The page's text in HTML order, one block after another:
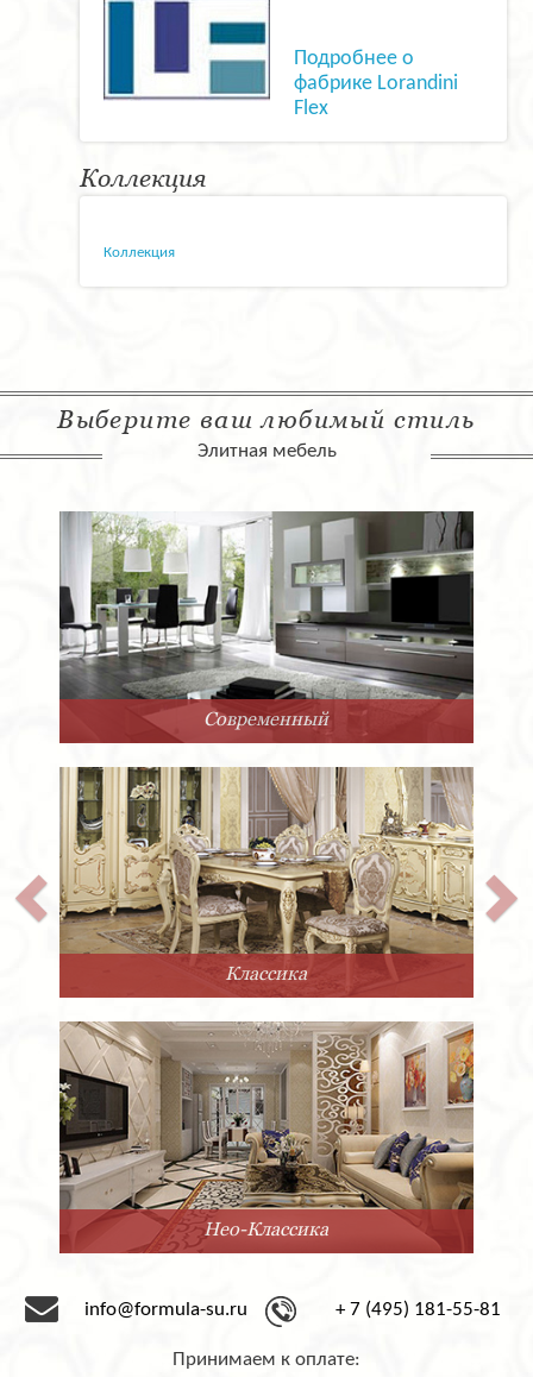
Подробнее о
фабрике Lorandini
Flex
Коллекция
Коллекция
Выберите ваш любимый стиль
Элитная мебель
Современный
Нео-Классика
info@formula-su.ru + 7 (495) 181-55-81
Принимаем к оплате: